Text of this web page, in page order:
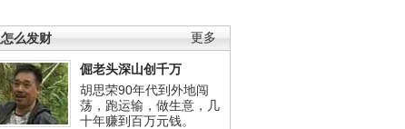
更多
么发财
倔老头深山创千万
胡思荣90年代到外地闯
荡，跑运输，做生意，几
十年赚到百万元钱。